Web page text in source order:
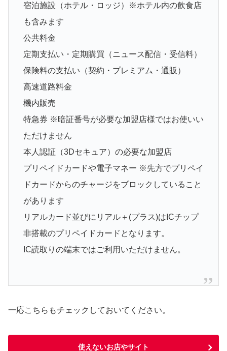
宿泊施設（ホテル・ロッジ）※ホテル内の飲食店
も含みます
公共料金
定期支払い・定期購買（ニュース配信・受信料）
保険料の支払い（契約・プレミアム・通販）
高速道路料金
機内販売
特急券 ※暗証番号が必要な加盟店様ではお使いい
ただけません
本人認証（3Dセキュア）の必要な加盟店
プリペイドカードや電子マネー ※先方でプリペイ
ドカードからのチャージをブロックしていること
があります
リアルカード並びにリアル＋(プラス)はICチップ
非搭載のプリペイドカードとなります。
IC読取りの端末ではご利用いただけません。
一応こちらもチェックしておいてください。
使えないお店やサイト